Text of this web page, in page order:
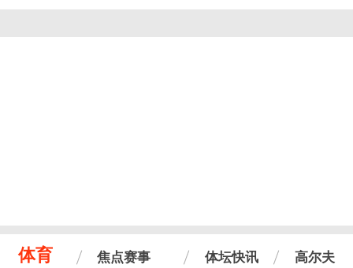
体育 焦点赛事 体坛快讯 高尔夫